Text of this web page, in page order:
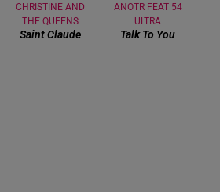
CHRISTINE AND
THE QUEENS
Saint Claude
ANOTR FEAT 54
ULTRA
Talk To You